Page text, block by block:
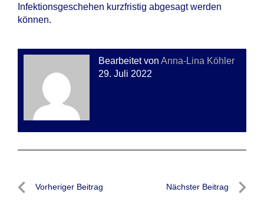
Infektionsgeschehen kurzfristig abgesagt werden
können.
Bearbeitet von Anna-Lina Köhler
29. Juli 2022
Beitragsnavigation
Vorheriger Beitrag Nächster Beitrag